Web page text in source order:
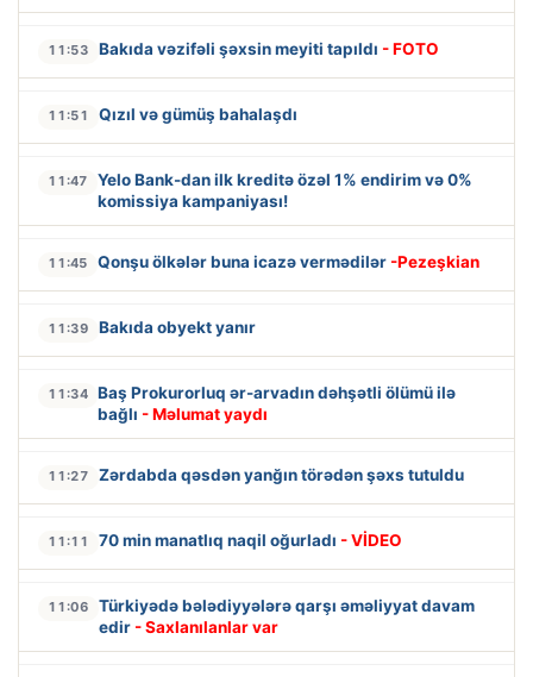
11:53 Bakıda vəzifəli şəxsin meyiti tapıldı - FOTO
11:51 Qızıl və gümüş bahalaşdı
11:47
Yelo Bank-dan ilk kreditə özəl 1% endirim və 0%
komissiya kampaniyası!
11:45 Qonşu ölkələr buna icazə vermədilər -Pezeşkian
11:39 Bakıda obyekt yanır
11:34 Baş Prokurorluq ər-arvadın dəhşətli ölümü ilə
bağlı - Məlumat yaydı
11:27 Zərdabda qəsdən yanğın törədən şəxs tutuldu
11:11 70 min manatlıq naqil oğurladı - VİDEO
11:06
Türkiyədə bələdiyyələrə qarşı əməliyyat davam
edir - Saxlanılanlar var